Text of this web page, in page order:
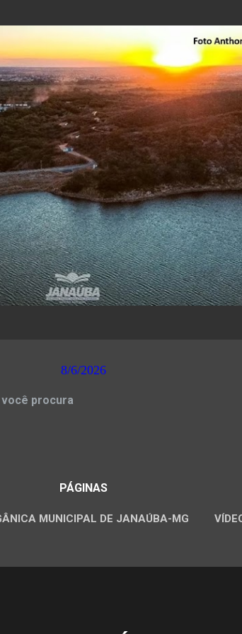
8/6/2026
você procura
PÁGINAS
MUNICIPAL DE JANAÚBA-MG